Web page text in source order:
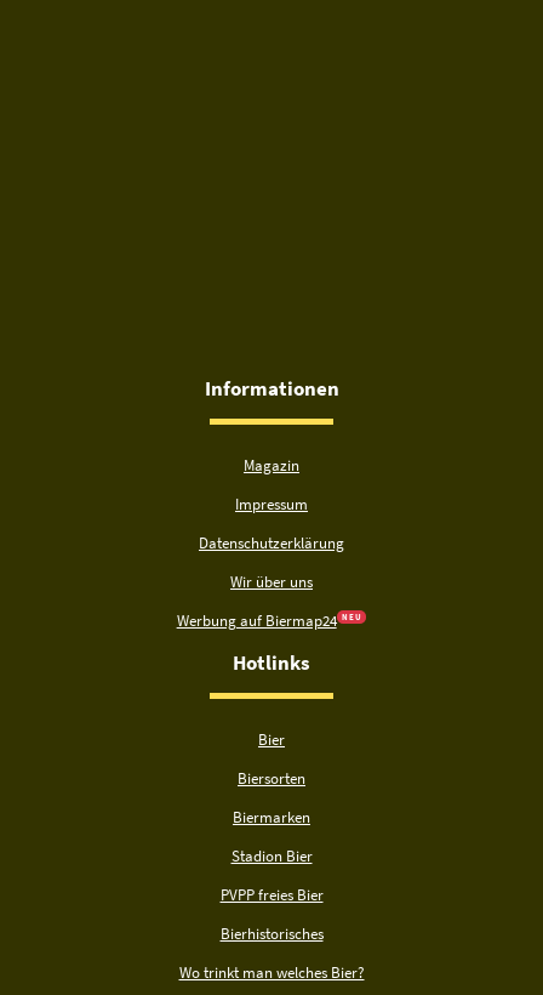
Informationen
Magazin
Impressum
Datenschutzerklärung
Wir über uns
Werbung auf Biermap24 N E U
Hotlinks
Bier
Biersorten
Biermarken
Stadion Bier
PVPP freies Bier
Bierhistorisches
Wo trinkt man welches Bier?